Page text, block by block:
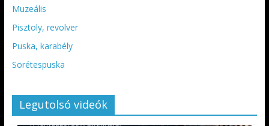
Muzeális
Pisztoly, revolver
Puska, karabély
Sörétespuska
Legutolsó videók